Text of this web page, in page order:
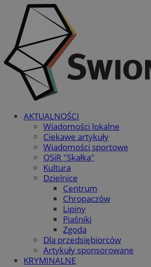
AKTUALNOŚCI
Wiadomości lokalne
Ciekawe artykuły
Wiadomości sportowe
OSiR "Skałka"
Kultura
Dzielnice
Centrum
Chropaczów
Lipiny
Piaśniki
Zgoda
Dla przedsiębiorców
Artykuły sponsorowane
KRYMINALNE